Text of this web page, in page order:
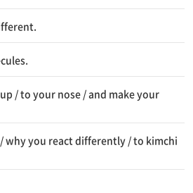
/ to your nose / and make your
why you react differently / to kimchi